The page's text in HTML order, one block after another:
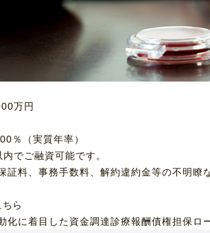
万円
％（実質年率）
でご融資可能です。
証料、事務手数料、解約違約金等の不明瞭
ら
化に着目した資金調達診療報酬債権担保ロ